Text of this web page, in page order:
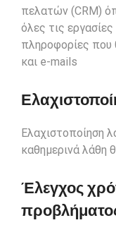
πελατών (CRM)
όλες τις
πληροφορίες που
και e-mails
Ελαχιστοποίηση
καθημερινά λάθη
Έλεγχος